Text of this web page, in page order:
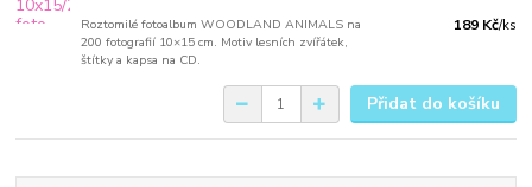
Roztomilé fotoalbum WOODLAND ANIMALS na
200 fotografií 10×15 cm. Motiv lesních zvířátek,
štítky a kapsa na CD.
189 Kč/ks
Přidat do košíku